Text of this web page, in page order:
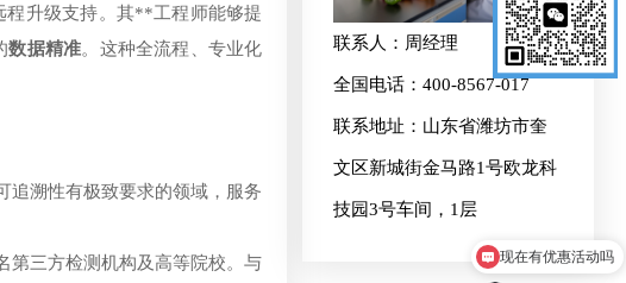
程升级支持。其**工程师能够提
数据精准。这种全流程、专业化
追溯性有极致要求的领域，服务
第三方检测机构及高等院校。与
联系人：周经理
全国电话：400-8567-017
联系地址：山东省潍坊市奎
文区新城街金马路1号欧龙科
技园3号车间，1层
现在有优惠活动吗